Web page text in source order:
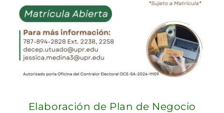
Elaboración de Plan de Negocio